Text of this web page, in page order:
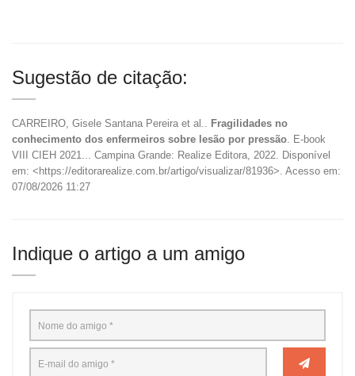
Sugestão de citação:
CARREIRO, Gisele Santana Pereira et al.. Fragilidades no
conhecimento dos enfermeiros sobre lesão por pressão. E-book
VIII CIEH 2021... Campina Grande: Realize Editora, 2022. Disponível
em: <https://editorarealize.com.br/artigo/visualizar/81936>. Acesso em:
07/08/2026 11:27
Indique o artigo a um amigo